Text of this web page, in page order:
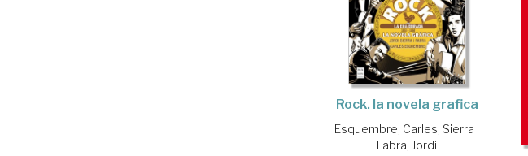
Rock. la novela grafica
Esquembre, Carles; Sierra i
Fabra, Jordi